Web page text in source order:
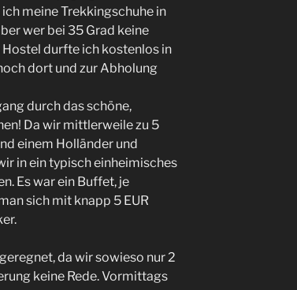
meine Trekkingschuhe in
wer bei 35 Grad keine
durfte ich kostenlos in
dort und zur Abholung
durch das schöne,
Da wir mittlerweile zu 5
einem Holländer und
in ein typisch einheimisches
Es war ein Buffet, je
sich mit knapp 5 EUR
da wir sowieso nur 2
keine Rede. Vormittags